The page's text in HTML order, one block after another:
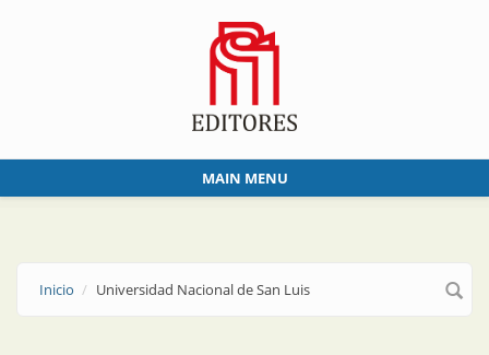
MAIN MENU
Inicio Universidad Nacional de San Luis